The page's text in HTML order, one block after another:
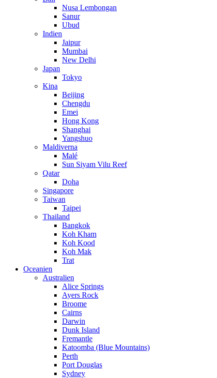
Nusa Lembongan
Sanur
Ubud
Indien
Jaipur
Mumbai
New Delhi
Japan
Tokyo
Kina
Beijing
Chengdu
Emei
Hong Kong
Shanghai
Yangshuo
Maldiverna
Malé
Sun Siyam Vilu Reef
Qatar
Doha
Singapore
Taiwan
Taipei
Thailand
Bangkok
Koh Kham
Koh Kood
Koh Mak
Trat
Oceanien
Australien
Alice Springs
Ayers Rock
Broome
Cairns
Darwin
Dunk Island
Fremantle
Katoomba (Blue Mountains)
Perth
Port Douglas
Sydney